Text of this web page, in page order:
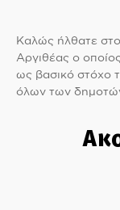
Καλώς ήλθατε
Αργιθέας ο
ως βασικό στόχο
όλων των